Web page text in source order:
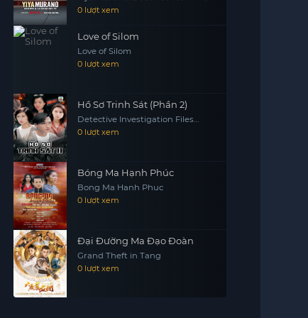
0 lượt xem
Love of Silom
Love of Silom
0 lượt xem
Hồ Sơ Trinh Sát (Phần 2)
Detective Investigation Files
(Season 2)
0 lượt xem
Bóng Ma Hạnh Phúc
Bong Ma Hanh Phuc
0 lượt xem
Đại Đường Ma Đạo Đoàn
Grand Theft in Tang
0 lượt xem